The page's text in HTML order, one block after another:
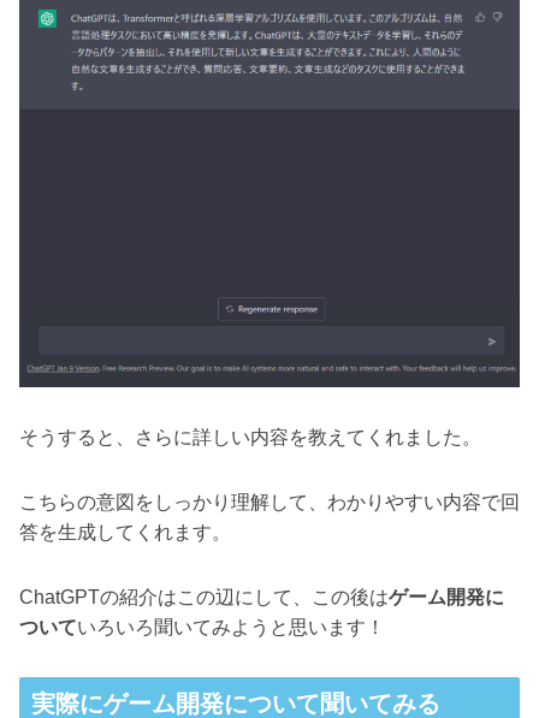
そうすると、さらに詳しい内容を教えてくれました。
こちらの意図をしっかり理解して、わかりやすい内容で回
答を生成してくれます。
ChatGPTの紹介はこの辺にして、この後はゲーム開発に
ついていろいろ聞いてみようと思います！
実際にゲーム開発について聞いてみる